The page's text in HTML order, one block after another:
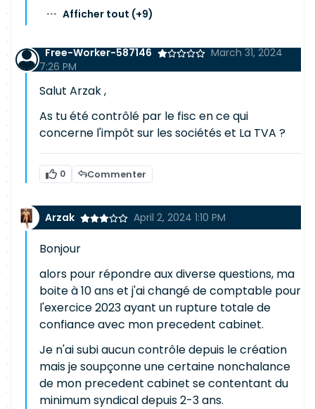
··· Afficher tout (+9)
Free-Worker-587146
March 31, 2024
7:26 PM
Salut Arzak ,
As tu été contrôlé par le fisc en ce qui
concerne l'impôt sur les sociétés et La TVA ?
0 Commenter
Arzak April 2, 2024 1:10 PM
Bonjour
alors pour répondre aux diverse questions, ma
boite à 10 ans et j'ai changé de comptable pour
l'exercice 2023 ayant un rupture totale de
confiance avec mon precedent cabinet.
Je n'ai subi aucun contrôle depuis le création
mais je soupçonne une certaine nonchalance
de mon precedent cabinet se contentant du
minimum syndical depuis 2-3 ans.